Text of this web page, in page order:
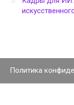
Политика